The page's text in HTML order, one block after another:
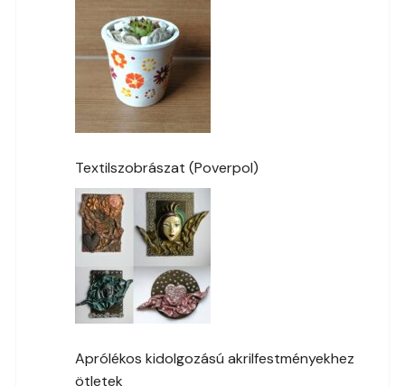
Textilszobrászat (Poverpol)
Aprólékos kidolgozású akrilfestményekhez
ötletek